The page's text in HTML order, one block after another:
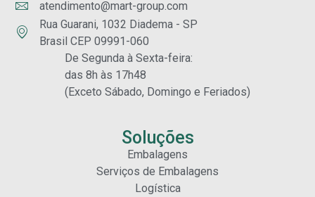
atendimento@mart-group.com
Rua Guarani, 1032 Diadema - SP
Brasil CEP 09991-060
De Segunda à Sexta-feira:
das 8h às 17h48
(Exceto Sábado, Domingo e Feriados)
Soluções
Embalagens
Serviços de Embalagens
Logística